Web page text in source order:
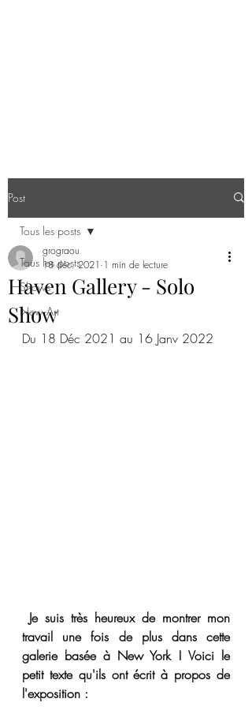
Post
Tous les posts
Shows
New Art
Tous les posts
Haven Gallery - Solo
Show
grograou
18 déc. 2021 1 min de lecture
Du 18 Déc 2021 au 16 Janv 2022
Je suis très heureux de montrer mon
travail une fois de plus dans cette
galerie basée à New York ! Voici le
petit texte qu'ils ont écrit à propos de
l'exposition :